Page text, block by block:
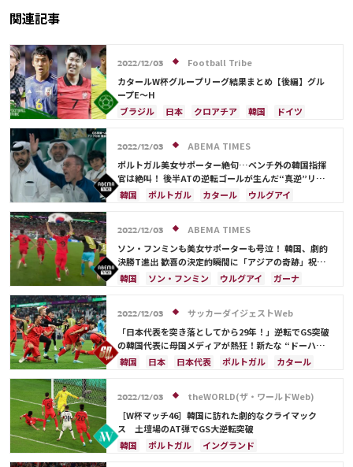
関連記事
2022/12/03
Football Tribe
カタールW杯グループリーグ結果まとめ【後編】グル
ープE～H
ブラジル
日本 クロアチア 韓国
ドイツ
カメルーン
モロッコ カタール
ウルグアイ
カナダ ガーナ
コスタリカ
ソン・フンミン
日本代表
C・ロナウド
ルカ・モドリッチ
ネイマール 遠藤 航
2022/12/03
ABEMA TIMES
ポルトガル美女サポーター絶句…ベンチ外の韓国指揮
官は絶叫！ 後半ATの逆転ゴールが生んだ“真逆”リア
クションの決定的瞬間
韓国 ポルトガル カタール
ウルグアイ
2022/12/03
ABEMA TIMES
ソン・フンミンも美女サポーターも号泣！ 韓国、劇的
決勝T進出 歓喜の決定的瞬間に「アジアの奇跡」祝福
の声
韓国 ソン・フンミン ウルグアイ
ガーナ
2022/12/03
サッカーダイジェストWeb
「日本代表を突き落としてから29年！」逆転でGS突破
の韓国代表に母国メディアが熱狂！新たな “ドーハの
奇跡”に認定【Ｗ杯】
韓国 日本 日本代表 ポルトガル
カタール
アメリカ
ソン・フンミン
2022/12/03
theWORLD(ザ・ワールドWeb)
［W杯マッチ46］韓国に訪れた劇的なクライマック
ス 土壇場のAT弾でGS大逆転突破
韓国
ポルトガル
イングランド